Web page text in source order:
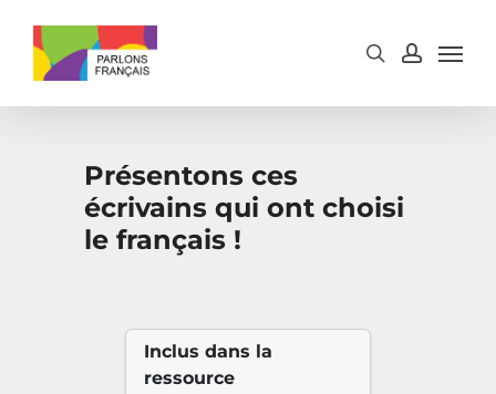
Présentons ces
écrivains qui ont choisi
le français !
Inclus dans la
ressource